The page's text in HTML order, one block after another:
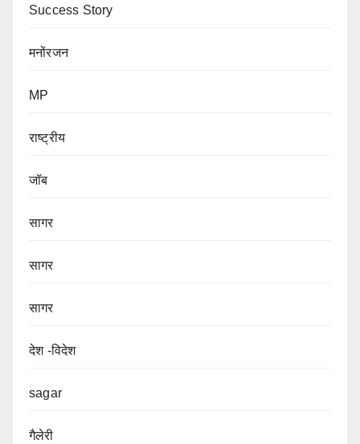
Success Story
मनोंरजन
MP
राष्ट्रीय
जॉब
सागर
सागर
सागर
देश -विदेश
sagar
गैलेरी